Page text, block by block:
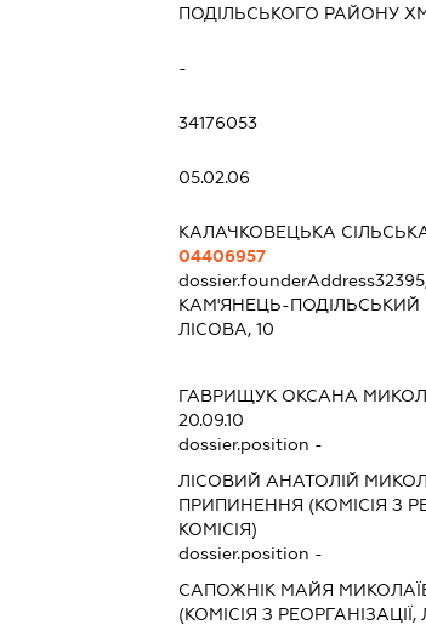
ПОДІЛЬСЬКОГО РАЙОНУ
-
34176053
05.02.06
КАЛАЧКОВЕЦЬКА
04406957
dossier.founderAddress
КАМ'ЯНЕЦЬ-ПОДІЛЬСЬКИЙ
ЛІСОВА, 10
ГАВРИЩУК ОКСАНА
20.09.10
dossier.position -
ЛІСОВИЙ АНАТОЛІЙ
ПРИПИНЕННЯ (КОМІСІЯ З
КОМІСІЯ)
dossier.position -
САПОЖНІК МАЙЯ
(КОМІСІЯ З